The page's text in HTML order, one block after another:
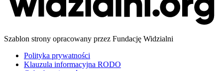
Szablon strony opracowany przez Fundację Widzialni
Polityka prywatności
Klauzula informacyjna RODO